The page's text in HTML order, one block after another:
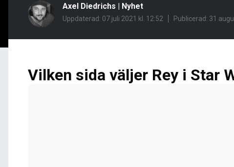
Axel Diedrichs | Nyhet
Uppdaterad: 07 juli 2021 kl. 12:52 Publicerad: 31
Vilken sida väljer Rey i Star